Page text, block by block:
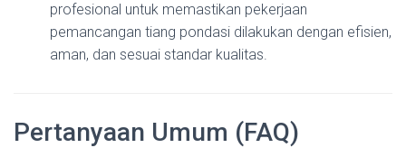
profesional untuk memastikan pekerjaan
pemancangan tiang pondasi dilakukan dengan efisien,
aman, dan sesuai standar kualitas.
Pertanyaan Umum (FAQ)